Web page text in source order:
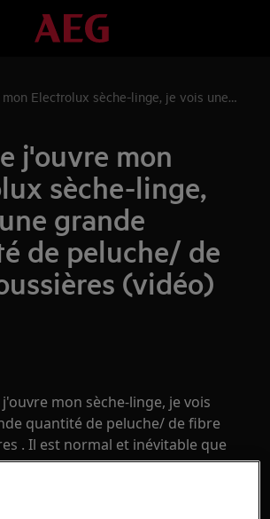
Electrolux sèche-linge, je vois une
j'ouvre mon
sèche-linge,
grande
de peluche/ de
(vidéo)
mon sèche-linge, je vois
quantité de peluche/ de fibre
. Il est normal et inévitable que
se forment au cours du
du type de charge (serviettes